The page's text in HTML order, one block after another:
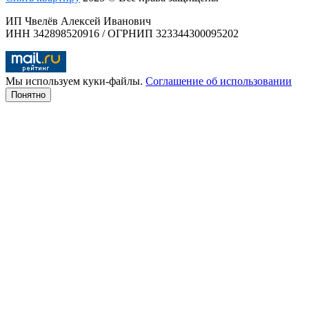
ИП Чвелёв Алексей Иванович
ИНН 342898520916 / ОГРНИП 323344300095202
Мы используем куки-файлы. Соглашение об использовании
Понятно